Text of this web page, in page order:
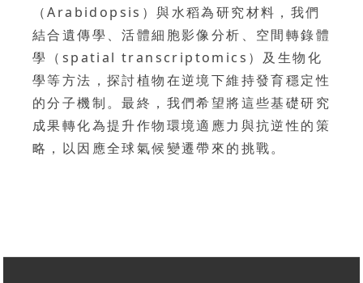
（Arabidopsis）與水稻為研究材料，我們
結合遺傳學、活體細胞影像分析、空間轉錄體
學（spatial transcriptomics）及生物化
學等方法，探討植物在逆境下維持發育穩定性
的分子機制。最終，我們希望將這些基礎研究
成果轉化為提升作物環境適應力與抗逆性的策
略，以因應全球氣候變遷帶來的挑戰。